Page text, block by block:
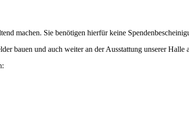
machen. Sie benötigen hierfür keine
bauen und auch weiter an der Ausstattung unserer Halle